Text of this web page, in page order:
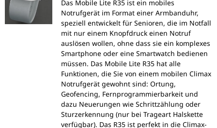
Das Mobile Lite R35 ist ein mobiles
Notrufgerät im Format einer Armbanduhr,
speziell entwickelt für Senioren, die im Notfall
mit nur einem Knopfdruck einen Notruf
auslösen wollen, ohne dass sie ein komplexes
Smartphone oder eine Smartwatch bedienen
müssen. Das Mobile Lite R35 hat alle
Funktionen, die Sie von einem mobilen Climax
Notrufgerät gewohnt sind: Ortung,
Geofencing, Fernprogrammierbarkeit und
dazu Neuerungen wie Schrittzählung oder
Sturzerkennung (nur bei Trageart Halskette
verfügbar). Das R35 ist perfekt in die Climax-